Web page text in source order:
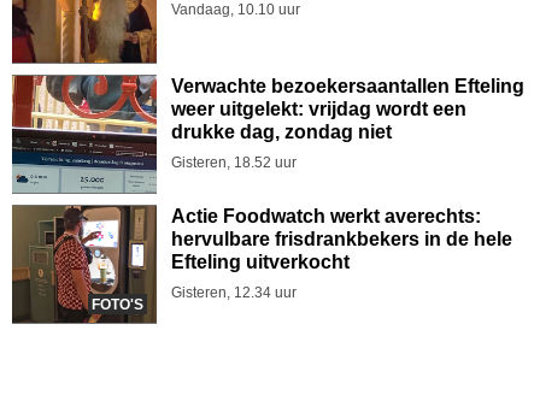
Vandaag, 10.10 uur
Verwachte bezoekersaantallen Efteling
weer uitgelekt: vrijdag wordt een
drukke dag, zondag niet
Gisteren, 18.52 uur
FOTO'S
Actie Foodwatch werkt averechts:
hervulbare frisdrankbekers in de hele
Efteling uitverkocht
Gisteren, 12.34 uur